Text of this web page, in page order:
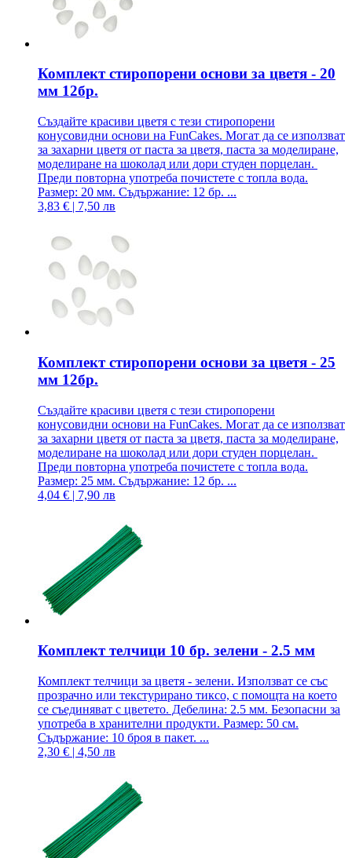
Комплект стиропорени основи за цветя - 20
мм 12бр.
Създайте красиви цветя с тези стиропорени
конусовидни основи на FunCakes. Могат да се използват
за захарни цветя от паста за цветя, паста за моделиране,
моделиране на шоколад или дори студен порцелан.
Преди повторна употреба почистете с топла вода.
Размер: 20 мм. Съдържание: 12 бр. ...
3,83 € | 7,50 лв
Комплект стиропорени основи за цветя - 25
мм 12бр.
Създайте красиви цветя с тези стиропорени
конусовидни основи на FunCakes. Могат да се използват
за захарни цветя от паста за цветя, паста за моделиране,
моделиране на шоколад или дори студен порцелан.
Преди повторна употреба почистете с топла вода.
Размер: 25 мм. Съдържание: 12 бр. ...
4,04 € | 7,90 лв
Комплект телчици 10 бр. зелени - 2.5 мм
Комплект телчици за цветя - зелени. Използват се със
прозрачно или текстурирано тиксо, с помощта на което
се съединяват с цветето. Дебелина: 2.5 мм. Безопасни за
употреба в хранителни продукти. Размер: 50 см.
Съдържание: 10 броя в пакет. ...
2,30 € | 4,50 лв